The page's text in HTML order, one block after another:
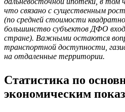
что связано с существенным
(по средней стоимости
большинство субъектов ДФО
стране). Важными остаются
транспортной доступности,
на отдаленные территории.
Статистика по
экономическим